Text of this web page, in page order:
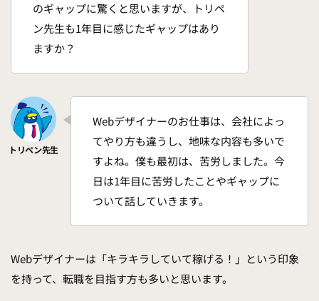
のギャップに驚くと思いますが、トリペ
ン先生も1年目に感じたギャップはあり
ますか？
Webデザイナーのお仕事は、会社によっ
てやり方も違うし、地味な内容も多いで
すよね。僕も最初は、苦労しました。今
日は1年目に苦労したことやギャップに
ついて話していきます。
Webデザイナーは「キラキラしていて稼げる！」という印象
を持って、転職を目指す方も多いと思います。